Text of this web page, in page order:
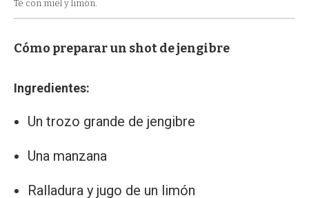
Té con miel y limón.
Cómo preparar un shot de jengibre
Ingredientes:
Un trozo grande de jengibre
Una manzana
Ralladura y jugo de un limón